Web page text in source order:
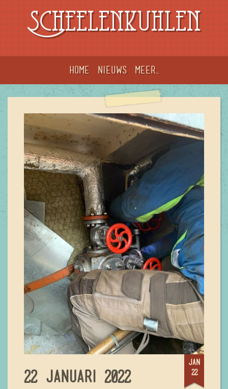
Scheelenkuhlen
Home Nieuws meer...
jan
22
22 JANUARI 2022